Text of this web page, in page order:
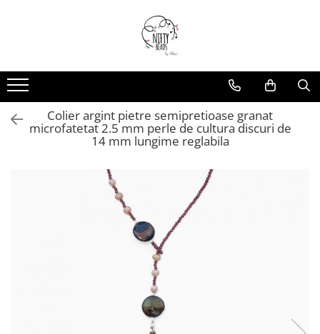
Colier argint pietre semipretioase granat
microfatetat 2.5 mm perle de cultura discuri de
14 mm lungime reglabila